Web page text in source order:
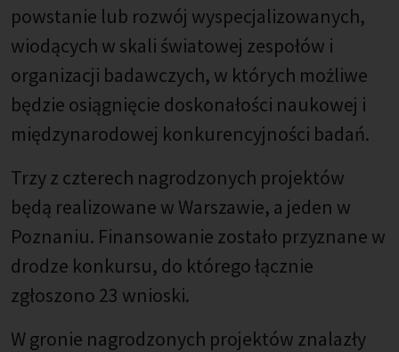
powstanie lub rozwój wyspecjalizowanych,
wiodących w skali światowej zespołów i
organizacji badawczych, w których możliwe
będzie osiągnięcie doskonałości naukowej i
międzynarodowej konkurencyjności badań.
Trzy z czterech nagrodzonych projektów
będą realizowane w Warszawie, a jeden w
Poznaniu. Finansowanie zostało przyznane w
drodze konkursu, do którego łącznie
zgłoszono 23 wnioski.
W gronie nagrodzonych projektów znalazły